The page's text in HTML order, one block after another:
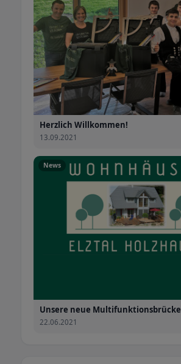
Herzlich Willkommen!
13.09.2021
News
Unsere neue Multifunktionsbrücke
22.06.2021